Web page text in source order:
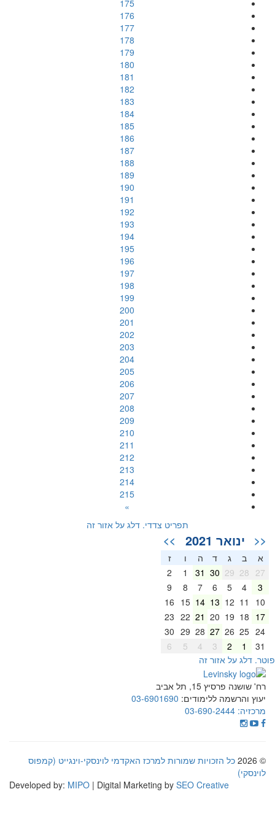
175
176
177
178
179
180
181
182
183
184
185
186
187
188
189
190
191
192
193
194
195
196
197
198
199
200
201
202
203
204
205
206
207
208
209
210
211
212
213
214
215
»
תפריט צדדי. דלג על אזור זה
<< ינואר 2021 >>
א ב ג ד ה
ז
27
28
29
30
31
2
3
4
5
6
7
8
9
10
11
12
13
14
15
16
17
18
19
20
21
22
23
24
25
26
27
28
29
30
31
2
3
4
5
6
דלג על אזור זה
רח' שושנה פרסיץ 15, תל אביב
יעוץ והרשמה ללימודים: 03-6901690
מרכזיה: 03-690-2444
© 2026
כל הזכויות שמורות למרכז האקדמי לוינסקי-וינגייט (קמפוס
לוינסקי)
Developed by:MIPO | Digital Marketing bySEO Creative